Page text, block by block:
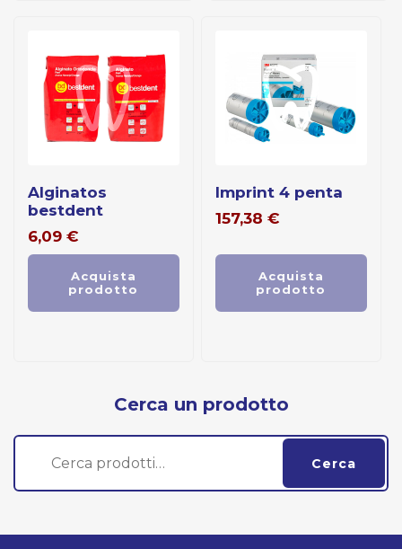
alginatos
bestdent
6,09 €
Acquista
prodotto
imprint 4 penta
157,38 €
Acquista
prodotto
Cerca un prodotto
Cerca:
Cerca